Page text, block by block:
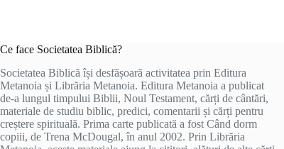
Ce face Societatea Biblică?
Societatea Biblică își desfășoară activitatea prin Editura
Metanoia și Librăria Metanoia. Editura Metanoia a publicat
de-a lungul timpului Biblii, Noul Testament, cărți de cântări,
materiale de studiu biblic, predici, comentarii și cărți pentru
creștere spirituală. Prima carte publicată a fost Când dorm
copiii, de Trena McDougal, în anul 2002. Prin Librăria